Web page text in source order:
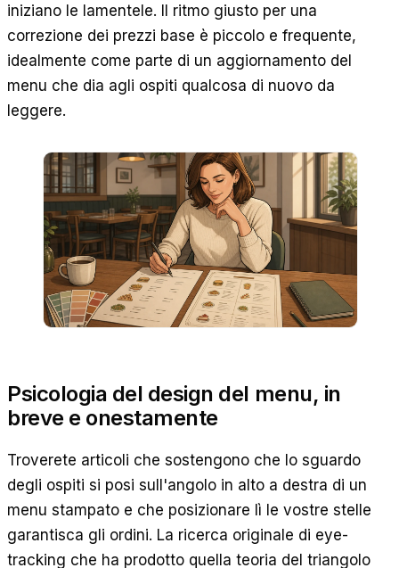
iniziano le lamentele. Il ritmo giusto per una
correzione dei prezzi base è piccolo e frequente,
idealmente come parte di un aggiornamento del
menu che dia agli ospiti qualcosa di nuovo da
leggere.
Psicologia del design del menu, in
breve e onestamente
Troverete articoli che sostengono che lo sguardo
degli ospiti si posi sull'angolo in alto a destra di un
menu stampato e che posizionare lì le vostre stelle
garantisca gli ordini. La ricerca originale di eye-
tracking che ha prodotto quella teoria del triangolo